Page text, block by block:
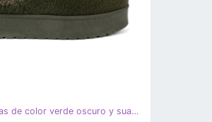
Shelvt Notas de color verde oscuro y suave A'la sin talón